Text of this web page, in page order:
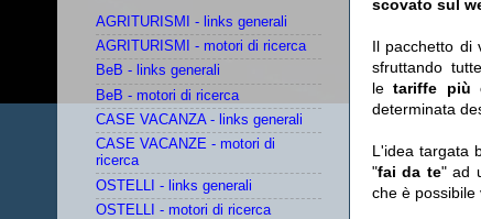
scovato sul
Il pacchetto di
sfruttando
le tariffe più
determinata
L'idea targata
"fai da te" ad
che è possibile
AGRITURISMI - links generali
AGRITURISMI - motori di ricerca
BeB - links generali
BeB - motori di ricerca
CASE VACANZA - links generali
CASE VACANZE - motori di
ricerca
OSTELLI - links generali
OSTELLI - motori di ricerca